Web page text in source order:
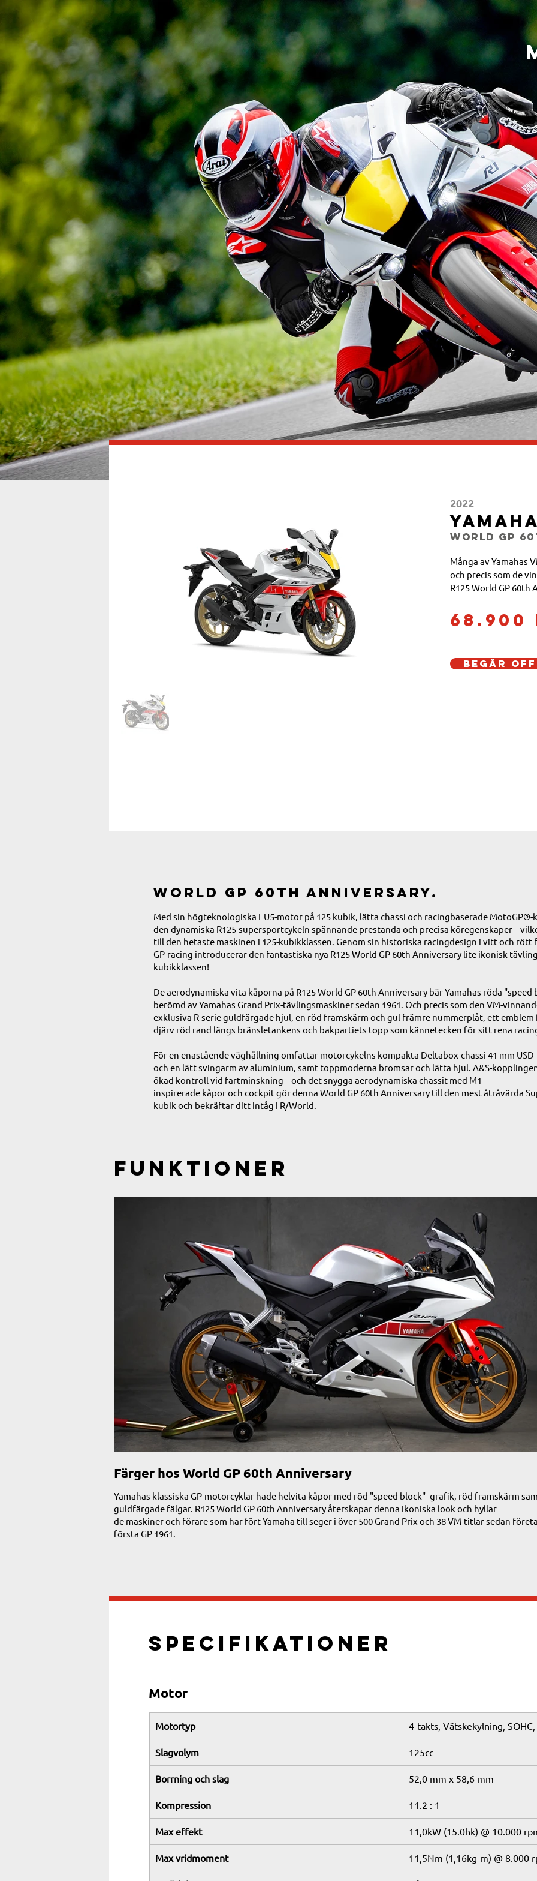
2022
Yamaha
World GP
Många av Yamahas
och precis som de
R125 World GP 60th
"speed block"-gra k
emblemet för 60-
kåportna är R125
68.900
Begär
World GP 60th Anniversary.
Med sin högteknologiska EU5-motor på 125 kubik, lätta chassi och racingbaserade MotoGP®-
den dynamiska R125-supersportcykeln spännande prestanda och precisa köregenskaper –
till den hetaste maskinen i 125-kubikklassen. Genom sin historiska racingdesign i vitt och rött
GP-racing introducerar den fantastiska nya R125 World GP 60th Anniversary lite ikonisk
kubikklassen!
De aerodynamiska vita kåporna på R125 World GP 60th Anniversary bär Yamahas röda
berömd av Yamahas Grand Prix-tävlingsmaskiner sedan 1961. Och precis som den VM-
exklusiva R-serie guldfärgade hjul, en röd framskärm och gul främre nummerplåt, ett
djärv röd rand längs bränsletankens och bakpartiets topp som kännetecken för sitt rena
För en enastående väghållning omfattar motorcykelns kompakta Deltabox-chassi 41 mm
och en lätt svingarm av aluminium, samt toppmoderna bromsar och lätta hjul. A&S-
ökad kontroll vid fartminskning – och det snygga aerodynamiska chassit med M1-
inspirerade kåpor och cockpit gör denna World GP 60th Anniversary till den mest åtråvärda
kubik och bekräftar ditt intåg i R/World.
Funktioner
Färger hos World GP 60th Anniversary
Yamahas klassiska GP-motorcyklar hade helvita kåpor med röd "speed block"- grafik, röd framskärm
guldfärgade fälgar. R125 World GP 60th Anniversary återskapar denna ikoniska look och hyllar
de maskiner och förare som har fört Yamaha till seger i över 500 Grand Prix och 38 VM-titlar sedan
första GP 1961.
Specifikationer
Motor
Motortyp 4-takts, Vätskekylning,
Slagvolym 125cc
Borrning och slag 52,0 mm x 58,6 mm
Kompression 11.2 : 1
Max effekt 11,0kW (15.0hk) @ 10.000
Max vridmoment 11,5Nm (1,16kg-m) @ 8.000